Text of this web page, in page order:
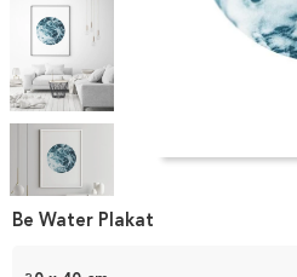
Item
1
Be Water Plakat